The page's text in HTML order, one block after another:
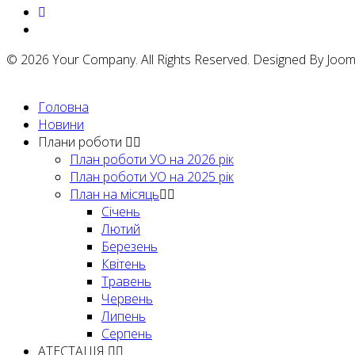
© 2026 Your Company. All Rights Reserved. Designed By
Головна
Новини
Плани роботи
План роботи УО на 2026 рік
План роботи УО на 2025 рік
План на місяць
Січень
Лютий
Березень
Квітень
Травень
Червень
Липень
Серпень
АТЕСТАЦІЯ